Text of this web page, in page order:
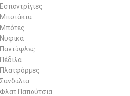
Εσπαντρίγιες
Μποτάκια
Μπότες
Νυφικά
Παντόφλες
Πέδιλα
Πλατφόρμες
Σανδάλια
Φλατ Παπούτσια